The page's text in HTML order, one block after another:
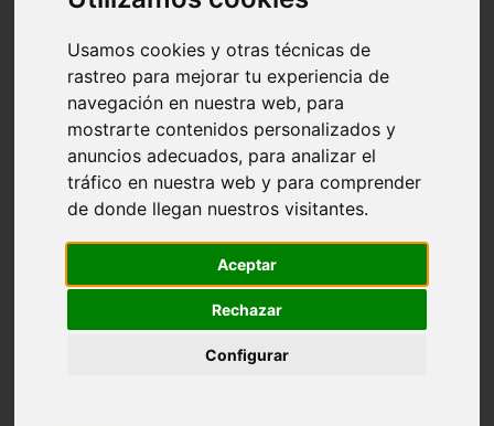
Usamos cookies y otras técnicas de
rastreo para mejorar tu experiencia de
navegación en nuestra web, para
mostrarte contenidos personalizados y
anuncios adecuados, para analizar el
tráfico en nuestra web y para comprender
de donde llegan nuestros visitantes.
Aceptar
Rechazar
Configurar
protagonistas
reptiles
abandono
adopci n
higiene
snacks
acuario
iberzoo propet
comercios
estanques
cr a